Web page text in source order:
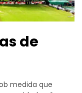
de
medida que